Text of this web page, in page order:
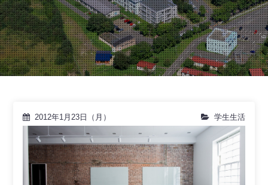
2012年1月23日（月） 学生生活